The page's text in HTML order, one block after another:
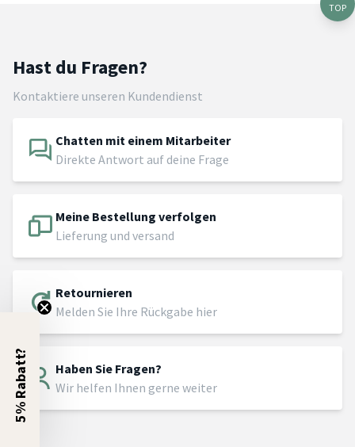
TOP
Hast du Fragen?
Kontaktiere unseren Kundendienst
Chatten mit einem Mitarbeiter
Direkte Antwort auf deine Frage
Meine Bestellung verfolgen
Lieferung und versand
Retournieren
Melden Sie Ihre Rückgabe hier
Haben Sie Fragen?
Wir helfen Ihnen gerne weiter
5% Rabatt?